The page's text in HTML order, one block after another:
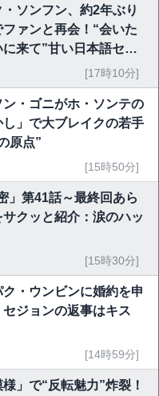
・ソンフン、約2年ぶり
ァンと再会！“会いた
来て”甘い日本語セリ
[17時10分]
ン・ゴニがホ・ソンテの
」で大ブレイクの若手
原点”
[15時50分]
」第41話～最終回あら
クッと紹介：涙のハッ
[15時30分]
ク・ウンビンに婚約を申
ジョンの返事はキス
[14時59分]
」で“反転魅力”炸裂！